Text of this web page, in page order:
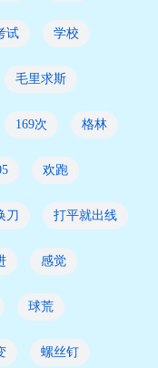
试 学校
毛里求斯
169次 格林
欢跑
刀 打平就出线
感觉
球荒
螺丝钉